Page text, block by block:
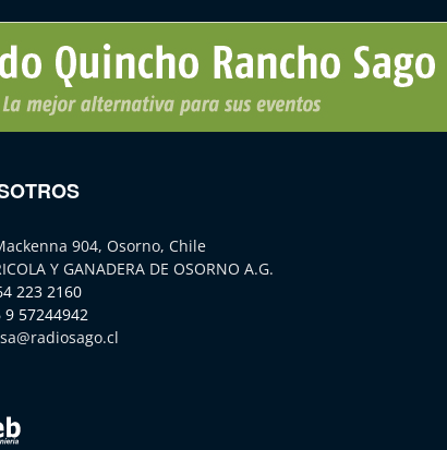
904, Osorno, Chile
Y GANADERA DE OSORNO A.G.
223 2160
9 57244942